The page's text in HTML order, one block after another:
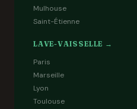
Mulhouse
Saint-Étienne
LAVE-VAISSELLE →
Paris
Marseille
Lyon
Toulouse